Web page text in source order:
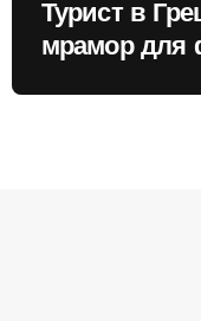
Турист в
мрамор для